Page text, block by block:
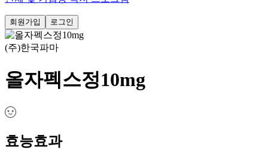
회원가입 로그인
(주)한국파마
올자펙스정10mg
효능효과